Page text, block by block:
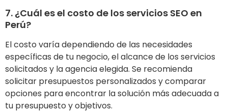
7. ¿Cuál es el costo de los servicios SEO en
Perú?
El costo varía dependiendo de las necesidades
específicas de tu negocio, el alcance de los servicios
solicitados y la agencia elegida. Se recomienda
solicitar presupuestos personalizados y comparar
opciones para encontrar la solución más adecuada a
tu presupuesto y objetivos.